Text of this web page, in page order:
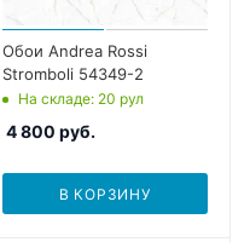
Обои Andrea Rossi
Stromboli 54349-2
На складе: 20 рул
4 800 руб.
В КОРЗИНУ